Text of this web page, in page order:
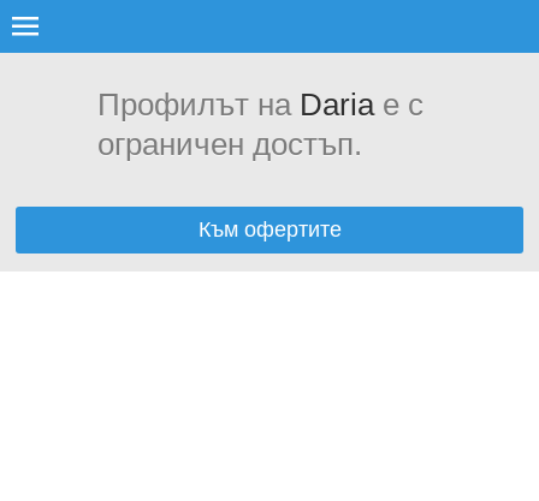
Профилът на Dariaе с
ограничен достъп.
Към офертите